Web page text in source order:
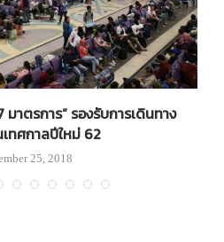
มาตรการ” รองรับการเดินทาง
เทศกาลปีใหม่ 62
25, 2018